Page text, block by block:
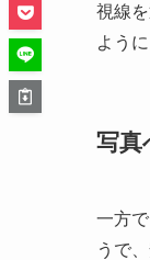
視線
よう
写真
一方
うで